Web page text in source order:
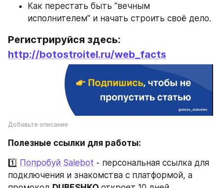
Как перестать быть "вечным
исполнителем" и начать строить своё дело.
http://botostroitel.ru/web_facts
Добавьте описание
Полезные ссылки для работы:
1️⃣ Попробуй Salebot - персональная ссылка для
подключения и знакомства с платформой, а